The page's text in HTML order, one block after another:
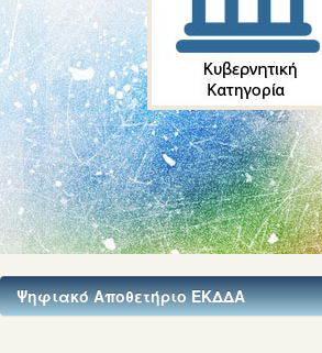
Ψηφιακό Αποθετήριο ΕΚΔΔΑ